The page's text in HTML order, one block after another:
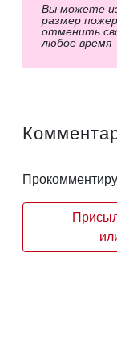
Вы можете
размер
отменить
любое время